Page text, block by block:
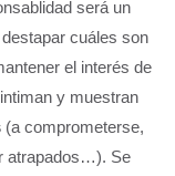
será un
destapar cuáles son
el interés de
y muestran
(a comprometerse,
atrapados…). Se